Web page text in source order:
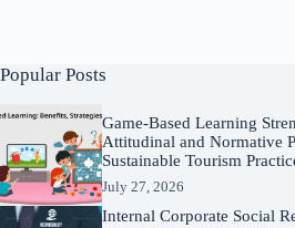
Popular Posts
Game-Based Learning
Attitudinal and Normative
Sustainable Tourism
July 27, 2026
Internal Corporate Social